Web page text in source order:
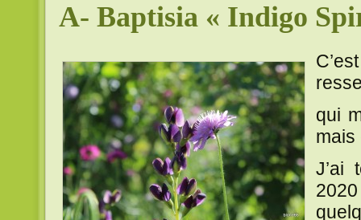
A- Baptisia « Indigo
qui
mais
J’ai